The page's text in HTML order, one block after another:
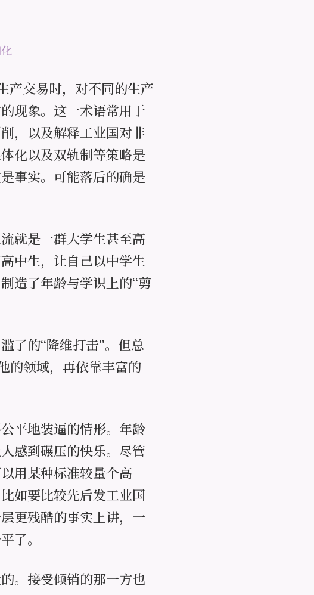
产交易时，对不同的生产
现象。这一术语常用于
，以及解释工业国对非
化以及双轨制等策略是
事实。可能落后的确是
就是一群大学生甚至高
中生，让自己以中学生
造了年龄与学识上的“剪
了的“降维打击”。但总
的领域，再依靠丰富的
平地装逼的情形。年龄
感到碾压的快乐。尽管
用某种标准较量个高
如要比较先后发工业国
更残酷的事实上讲，一
了。
。接受倾销的那一方也